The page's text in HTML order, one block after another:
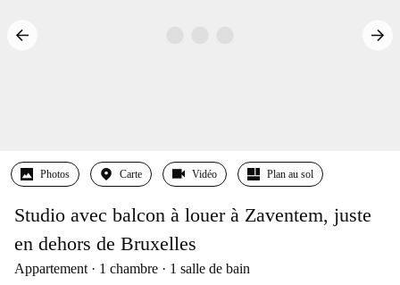
Photos Carte Vidéo Plan au sol
Studio avec balcon à louer à Zaventem, juste
en dehors de Bruxelles
Appartement 1 chambre 1 salle de bain